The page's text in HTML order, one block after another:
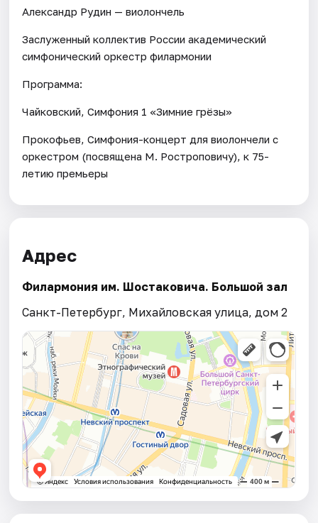
Александр Рудин — виолончель
Заслуженный коллектив России академический
симфонический оркестр филармонии
Программа:
Чайковский, Симфония 1 «Зимние грёзы»
Прокофьев, Симфония-концерт для виолончели с
оркестром (посвящена М. Ростроповичу), к 75-
летию премьеры
Адрес
Филармония им. Шостаковича. Большой зал
Санкт-Петербург, Михайловская улица, дом 2